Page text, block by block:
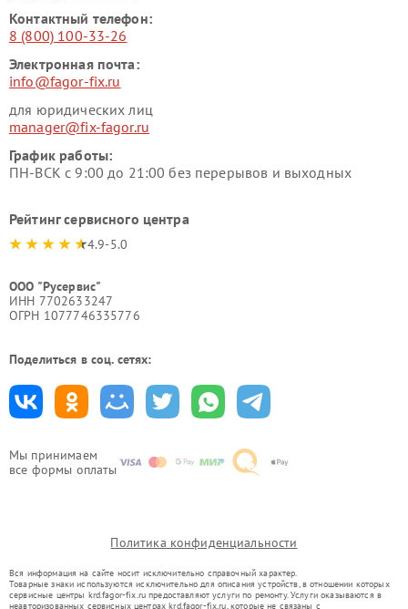
Мы принимаем
все формы оплаты
Контактный телефон:
8 (800) 100-33-26
Электронная почта:
info@fagor-fix.ru
для юридических лиц
manager@fix-fagor.ru
График работы:
ПН-ВСК с 9:00 до 21:00 без перерывов и выходных
Рейтинг сервисного центра
4.9-5.0
ООО "Русервис"
ИНН 7702633247
ОГРН 1077746335776
Поделиться в соц. сетях:
Политика конфиденциальности
Вся информация на сайте носит исключительно справочный характер.
Товарные знаки используются исключительно для описания устройств, в отношении которых
сервисные центры krd.fagor-fix.ru предоставляют услуги по ремонту. Услуги оказываются в
неавторизованных сервисных центрах krd.fagor-fix.ru, которые не связаны с